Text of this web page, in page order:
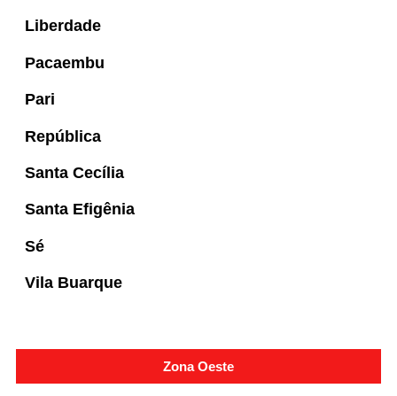
Liberdade
Pacaembu
Pari
República
Santa Cecília
Santa Efigênia
Sé
Vila Buarque
Zona Oeste